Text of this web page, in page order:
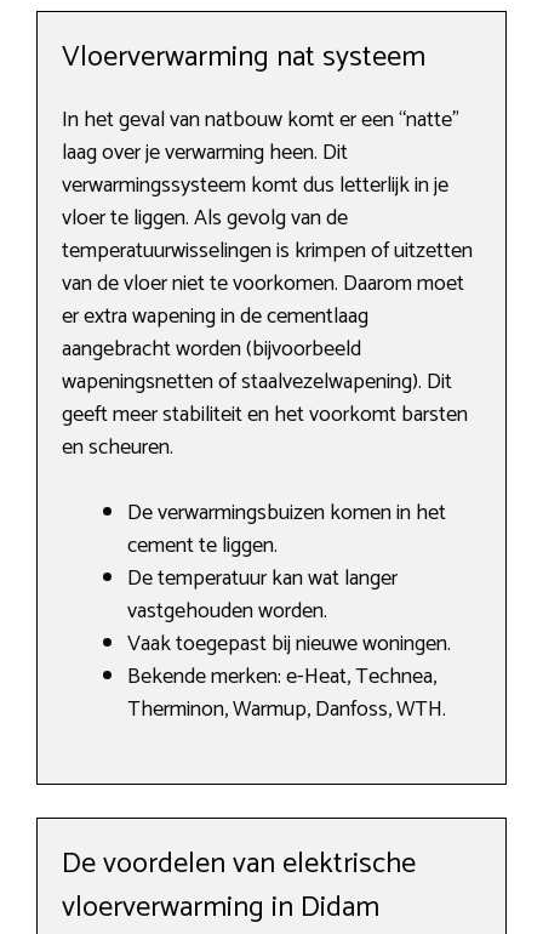
Vloerverwarming nat systeem
In het geval van natbouw komt er een “natte”
laag over je verwarming heen. Dit
verwarmingssysteem komt dus letterlijk in je
vloer te liggen. Als gevolg van de
temperatuurwisselingen is krimpen of uitzetten
van de vloer niet te voorkomen. Daarom moet
er extra wapening in de cementlaag
aangebracht worden (bijvoorbeeld
wapeningsnetten of staalvezelwapening). Dit
geeft meer stabiliteit en het voorkomt barsten
en scheuren.
De verwarmingsbuizen komen in het
cement te liggen.
De temperatuur kan wat langer
vastgehouden worden.
Vaak toegepast bij nieuwe woningen.
Bekende merken: e-Heat, Technea,
Therminon, Warmup, Danfoss, WTH.
De voordelen van elektrische
vloerverwarming in Didam